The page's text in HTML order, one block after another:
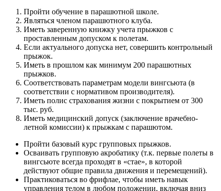
Пройти обучение в парашютной школе.
Являться членом парашютного клуба.
Иметь заверенную книжку учета прыжков с
проставленным допуском к полетам.
Если актуального допуска нет, совершить контрольный
прыжок.
Иметь в прошлом как минимум 200 парашютных
прыжков.
Соответствовать параметрам модели вингсьюта (в
соответствии с нормативом производителя).
Иметь полис страхования жизни с покрытием от 300
тыс. руб.
Иметь медицинский допуск (заключение врачебно-
летной комиссии) к прыжкам с парашютом.
Пройти базовый курс групповых прыжков.
Осваивать групповую акробатику (т.к. первые полеты в
вингсьюте всегда проходят в «стае», в которой
действуют общие правила движения и перемещений).
Практиковаться во фрифлае, чтобы иметь навык
управления телом в любом положении, включая вниз